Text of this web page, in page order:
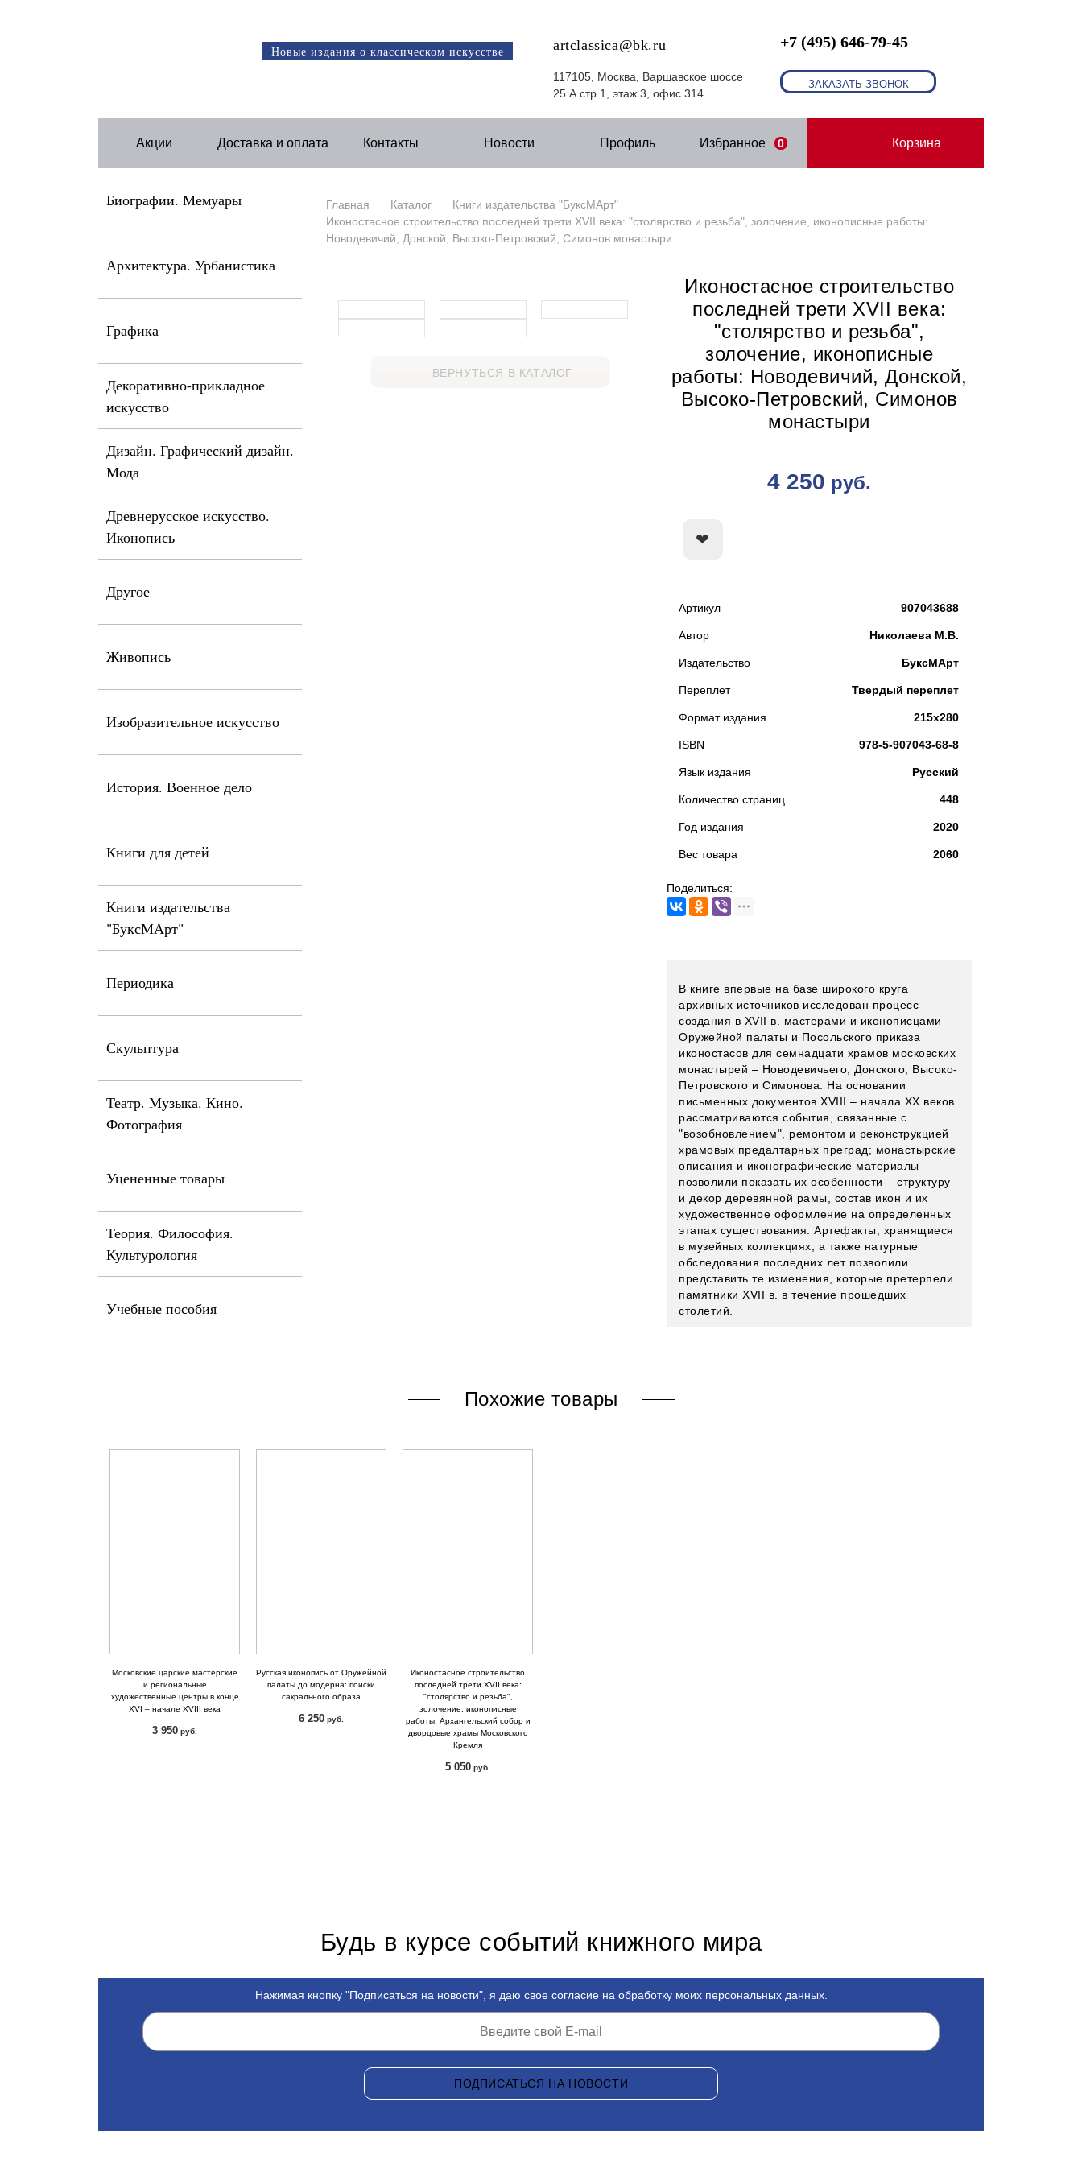
Новые издания о классическом искусстве artclassica@bk.ru
117105, Москва, Варшавское шоссе
25 А стр.1, этаж 3, офис 314
+7 (495) 646-79-45
ЗАКАЗАТЬ ЗВОНОК
Акции Доставка и оплата Контакты Новости Профиль Избранное 0 Корзина
Биографии. Мемуары
Архитектура. Урбанистика
Графика
Декоративно-прикладное
искусство
Дизайн. Графический дизайн.
Мода
Древнерусское искусство.
Иконопись
Другое
Живопись
Изобразительное искусство
История. Военное дело
Книги для детей
Книги издательства
"БуксМАрт"
Периодика
Скульптура
Театр. Музыка. Кино.
Фотография
Уцененные товары
Теория. Философия.
Культурология
Учебные пособия
Главная Каталог
Книги издательства "БуксМАрт"
Иконостасное строительство последней трети XVII века: "столярство и резьба", золочение, иконописные работы:
Новодевичий, Донской, Высоко-Петровский, Симонов монастыри
ВЕРНУТЬСЯ В КАТАЛОГ
Иконостасное строительство
последней трети XVII века:
"столярство и резьба",
золочение, иконописные
работы: Новодевичий, Донской,
Высоко-Петровский, Симонов
монастыри
4 250 руб.
Артикул 907043688
Автор Николаева М.В.
Издательство БуксМАрт
Переплет Твердый переплет
Формат издания 215х280
ISBN 978-5-907043-68-8
Язык издания Русский
Количество страниц 448
Год издания 2020
Вес товара 2060
Поделиться:
В книге впервые на базе широкого круга
архивных источников исследован процесс
создания в XVII в. мастерами и иконописцами
Оружейной палаты и Посольского приказа
иконостасов для семнадцати храмов московских
монастырей – Новодевичьего, Донского, Высоко-
Петровского и Симонова. На основании
письменных документов XVIII – начала XX веков
рассматриваются события, связанные с
"возобновлением", ремонтом и реконструкцией
храмовых предалтарных преград; монастырские
описания и иконографические материалы
позволили показать их особенности – структуру
и декор деревянной рамы, состав икон и их
художественное оформление на определенных
этапах существования. Артефакты, хранящиеся
в музейных коллекциях, а также натурные
обследования последних лет позволили
представить те изменения, которые претерпели
памятники XVII в. в течение прошедших
столетий.
Похожие товары
Московские царские мастерские
и региональные
художественные центры в конце
XVI – начале XVIII века
3 950 руб.
Русская иконопись от Оружейной
палаты до модерна: поиски
сакрального образа
6 250 руб.
Иконостасное строительство
последней трети XVII века:
"столярство и резьба",
золочение, иконописные
работы: Архангельский собор и
дворцовые храмы Московского
Кремля
5 050 руб.
Будь в курсе событий книжного мира
Нажимая кнопку "Подписаться на новости", я даю свое согласие на обработку моих персональных данных.
ПОДПИСАТЬСЯ НА НОВОСТИ